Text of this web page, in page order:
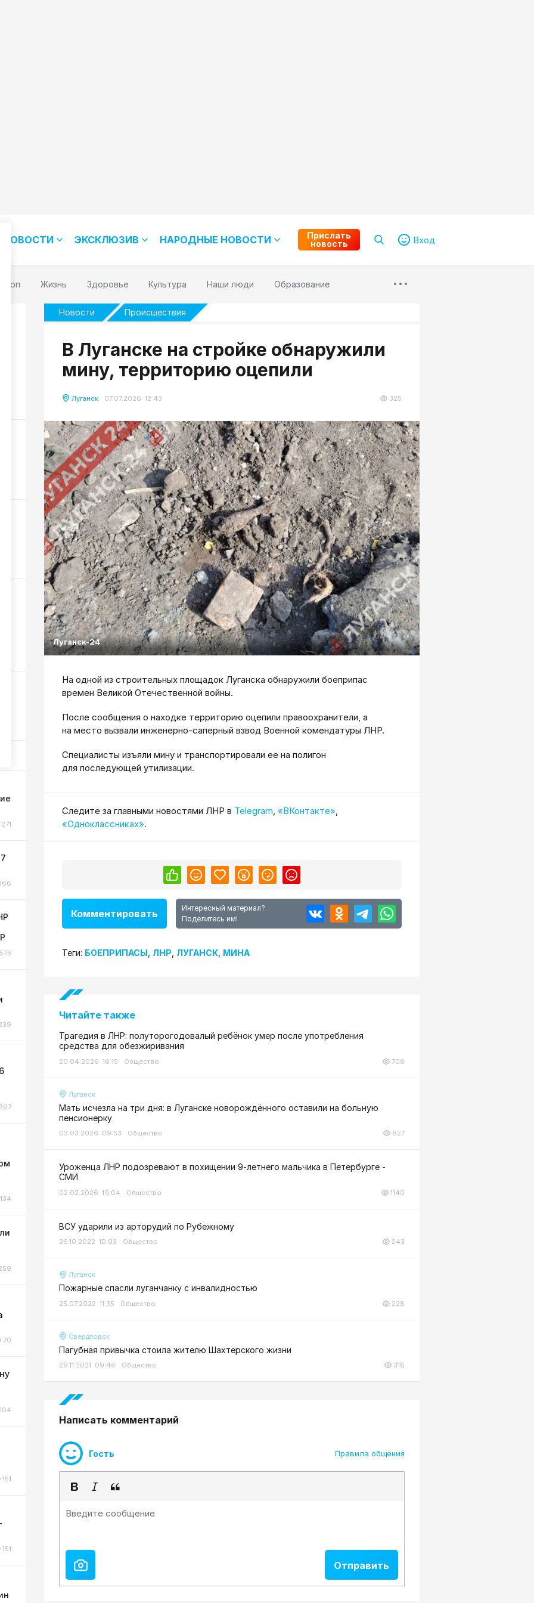
НОВОСТИ ЭКСКЛЮЗИВ НАРОДНЫЕ НОВОСТИ
Прислать
новость
Вход
Жизнь Здоровье Культура Наши люди Образование
271
575
397
134
70
151
151
Новости Происшествия
В Луганске на стройке обнаружили
мину, территорию оцепили
Луганск 07.07.2026 12:43 325
Луганск-24
На одной из строительных площадок Луганска обнаружили боеприпас
времен Великой Отечественной войны.
После сообщения о находке территорию оцепили правоохранители, а
на место вызвали инженерно-саперный взвод Военной комендатуры ЛНР.
Специалисты изъяли мину и транспортировали ее на полигон
для последующей утилизации.
Cледите за главными новостями ЛНР в Telegram «ВКонтакте»
«Одноклассниках».
Комментировать
Интересный материал?
Поделитесь им!
Теги: БОЕПРИПАСЫ ЛНР ЛУГАНСК МИНА
Читайте также
Трагедия в ЛНР: полуторогодовалый ребёнок умер после употребления
средства для обезжиривания
20.04.2026 16:15 Общество 708
Луганск
Мать исчезла на три дня: в Луганске новорождённого оставили на больную
пенсионерку
03.03.2026 09:53 Общество 827
Уроженца ЛНР подозревают в похищении 9-летнего мальчика в Петербурге -
СМИ
02.02.2026 19:04 Общество 1140
ВСУ ударили из арторудий по Рубежному
26.10.2022 10:03 Общество 243
Луганск
Пожарные спасли луганчанку с инвалидностью
25.07.2022 11:35 Общество 228
Свердловск
Пагубная привычка стоила жителю Шахтерского жизни
29.11.2021 09:46 Общество 316
Написать комментарий
Гость Правила общения